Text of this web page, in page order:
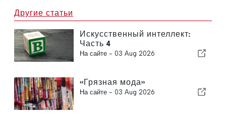
Другие статьи
Искусственный интеллект:
Часть 4
На сайте - 03 Aug 2026
«Грязная мода»
На сайте - 03 Aug 2026